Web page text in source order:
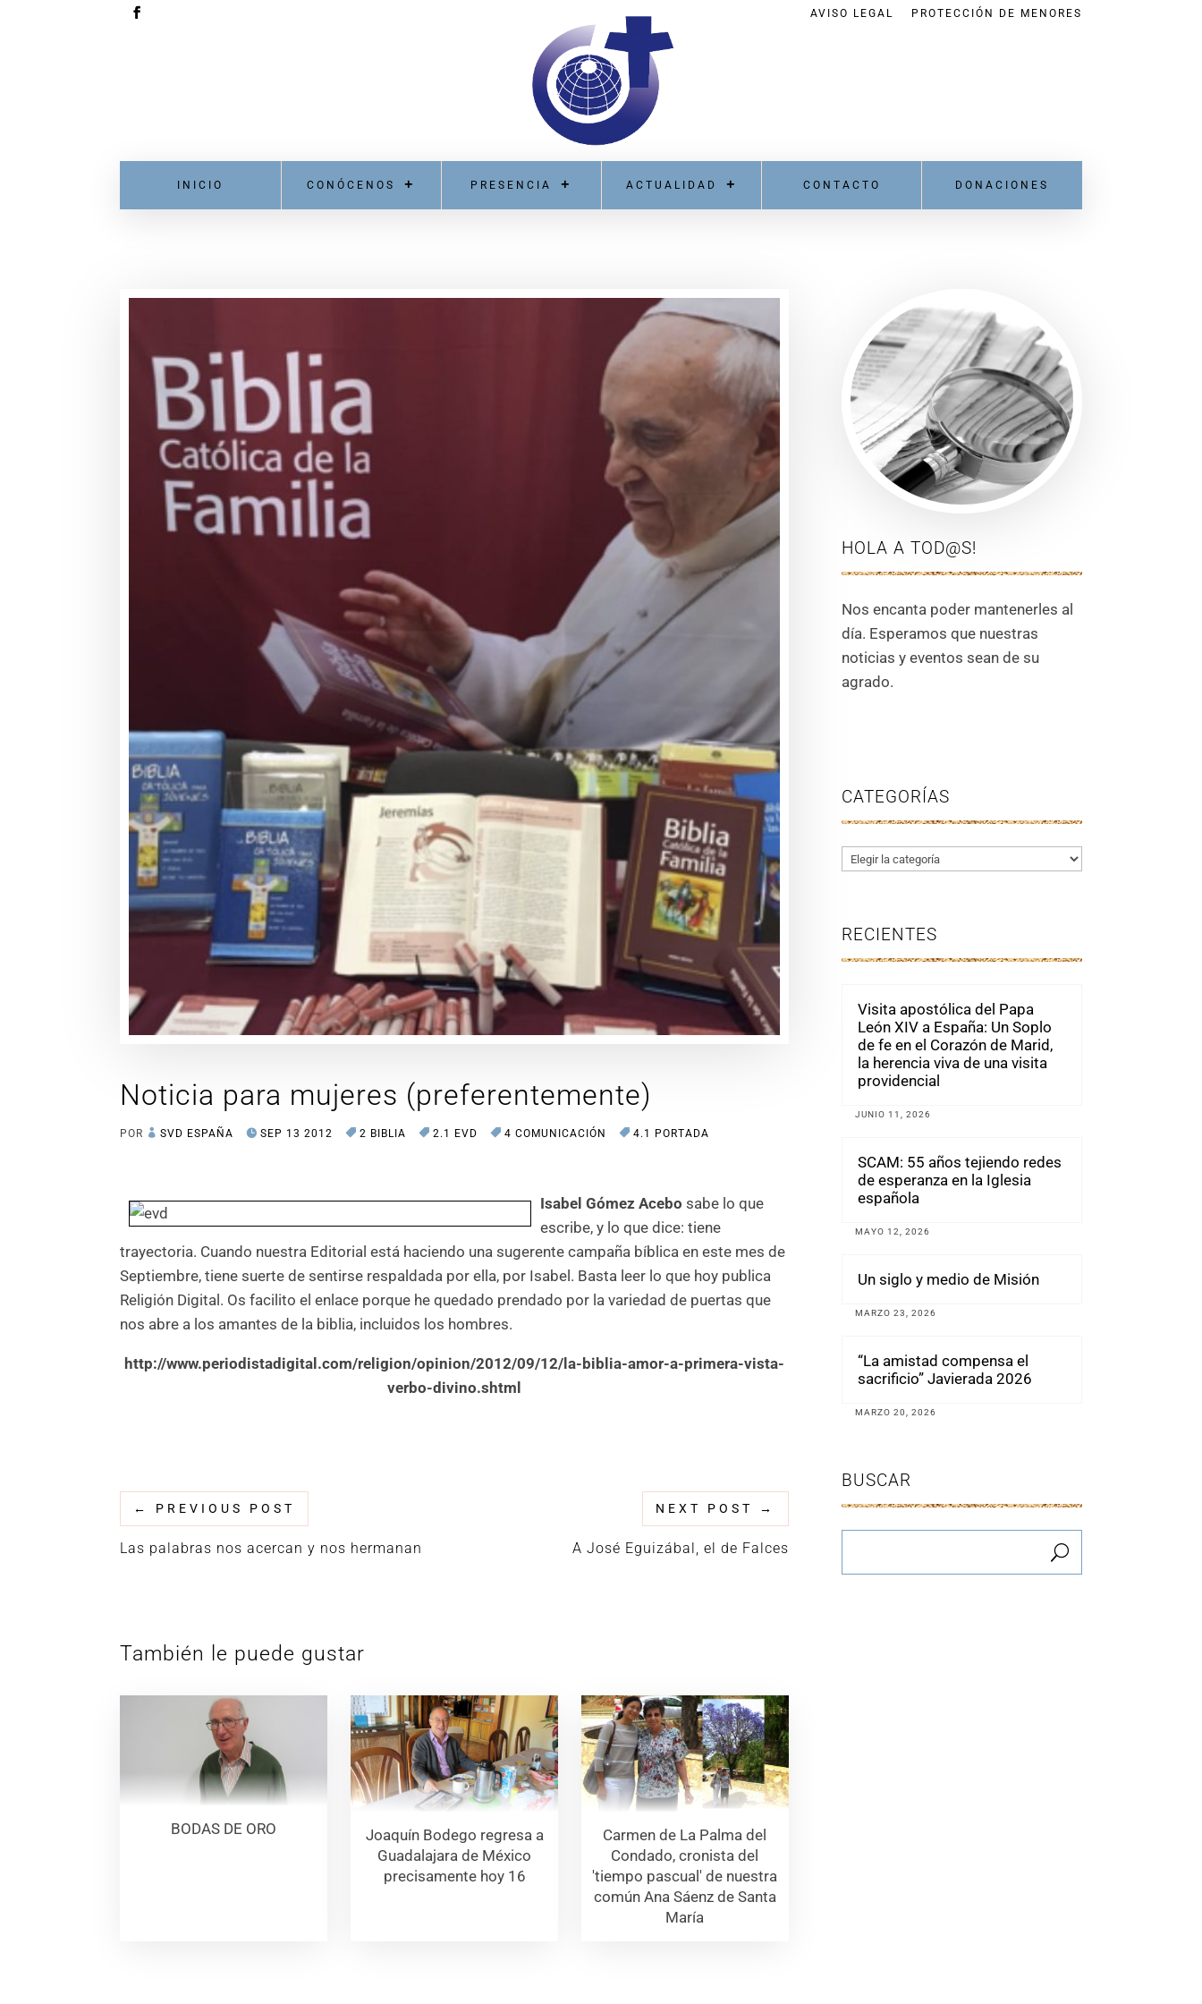
AVISO LEGAL PROTECCIÓN DE MENORES
INICIO CONÓCENOS PRESENCIA ACTUALIDAD CONTACTO DONACIONES
Noticia para mujeres (preferentemente)
POR SVD ESPAÑA SEP 13 2012 2 BIBLIA 2.1 EVD 4 COMUNICACIÓN 4.1 PORTADA
Isabel Gómez Acebo sabe lo que
escribe, y lo que dice: tiene
trayectoria. Cuando nuestra Editorial está haciendo una sugerente campaña bíblica en este mes de
Septiembre, tiene suerte de sentirse respaldada por ella, por Isabel. Basta leer lo que hoy publica
Religión Digital. Os facilito el enlace porque he quedado prendado por la variedad de puertas que
nos abre a los amantes de la biblia, incluidos los hombres.
http://www.periodistadigital.com/religion/opinion/2012/09/12/la-biblia-amor-a-primera-vista-
verbo-divino.shtml
← PREVIOUS POST
Las palabras nos acercan y nos hermanan
NEXT POST →
A José Eguizábal, el de Falces
También le puede gustar
BODAS DE ORO
Joaquín Bodego regresa a
Guadalajara de México
precisamente hoy 16
Carmen de La Palma del
Condado, cronista del
'tiempo pascual' de nuestra
común Ana Sáenz de Santa
María
HOLA A TOD@S!
Nos encanta poder mantenerles al
día. Esperamos que nuestras
noticias y eventos sean de su
agrado.
CATEGORÍAS
Categorías
RECIENTES
Visita apostólica del Papa
León XIV a España: Un Soplo
de fe en el Corazón de Marid,
la herencia viva de una visita
providencial
JUNIO 11, 2026
SCAM: 55 años tejiendo redes
de esperanza en la Iglesia
española
MAYO 12, 2026
Un siglo y medio de Misión
MARZO 23, 2026
“La amistad compensa el
sacrificio” Javierada 2026
MARZO 20, 2026
BUSCAR